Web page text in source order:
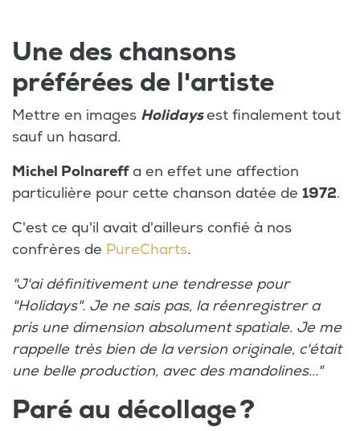
Une des chansons
préférées de l'artiste
Mettre en images Holidaysest finalement tout
sauf un hasard.
Michel Polnareffa en effet une affection
particulière pour cette chanson datée de 1972.
C'est ce qu'il avait d'ailleurs confié à nos
confrères de PureCharts.
"J'ai définitivement une tendresse pour
"Holidays". Je ne sais pas, la réenregistrer a
pris une dimension absolument spatiale. Je me
rappelle très bien de la version originale, c'était
une belle production, avec des mandolines..."
Paré au décollage ?